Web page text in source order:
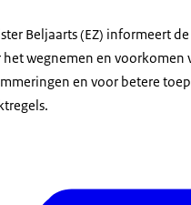
Beljaarts (EZ) informeert
het wegnemen en voorkomen
en voor betere